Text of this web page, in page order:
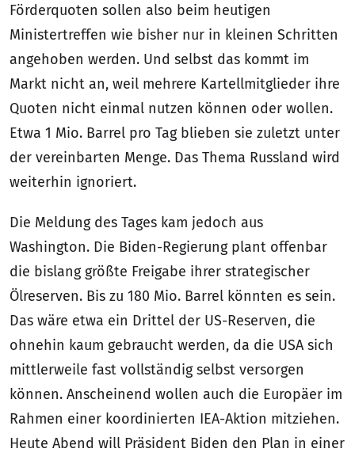
Förderquoten sollen also beim heutigen
Ministertreffen wie bisher nur in kleinen Schritten
angehoben werden. Und selbst das kommt im
Markt nicht an, weil mehrere Kartellmitglieder ihre
Quoten nicht einmal nutzen können oder wollen.
Etwa 1 Mio. Barrel pro Tag blieben sie zuletzt unter
der vereinbarten Menge. Das Thema Russland wird
weiterhin ignoriert.
Die Meldung des Tages kam jedoch aus
Washington. Die Biden-Regierung plant offenbar
die bislang größte Freigabe ihrer strategischer
Ölreserven. Bis zu 180 Mio. Barrel könnten es sein.
Das wäre etwa ein Drittel der US-Reserven, die
ohnehin kaum gebraucht werden, da die USA sich
mittlerweile fast vollständig selbst versorgen
können. Anscheinend wollen auch die Europäer im
Rahmen einer koordinierten IEA-Aktion mitziehen.
Heute Abend will Präsident Biden den Plan in einer